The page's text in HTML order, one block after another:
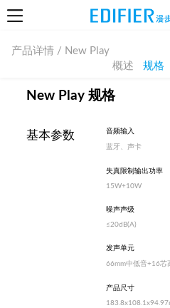
产品详情 / New Play
概述
规格
New Play 规格
基本参数 音频输入
蓝牙、声卡
失真限制输出功率
15W+10W
噪声声级
≤20dB(A)
发声单元
66mm中低音+16芯
产品尺寸